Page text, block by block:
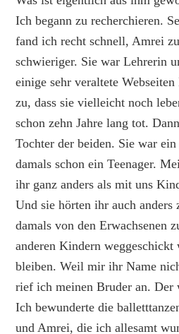
Ich begann zu recherchieren.
fand ich recht schnell, Amrei
schwieriger. Sie war Lehrerin
einige sehr veraltete
zu, dass sie vielleicht noch
schon zehn Jahre lang tot.
Tochter der beiden. Sie war
damals schon ein Teenager.
ihr ganz anders als mit uns
Und sie hörten ihr auch anders
damals von den Erwachsenen
anderen Kindern weggeschickt
bleiben. Weil mir ihr Name
rief ich meinen Bruder an. Der
Ich bewunderte die
und Amrei, die ich allesamt